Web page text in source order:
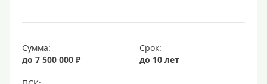
Сумма:
до 7 500 000 ₽
Срок:
до 10 лет